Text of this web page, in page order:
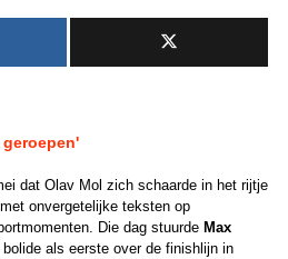
geroepen'
dat Olav Mol zich schaarde in het rijtje
onvergetelijke teksten op
Die dag stuurde Max
als eerste over de finishlijn in